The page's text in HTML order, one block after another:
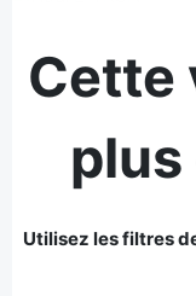
Cette
Utilisez les filtres